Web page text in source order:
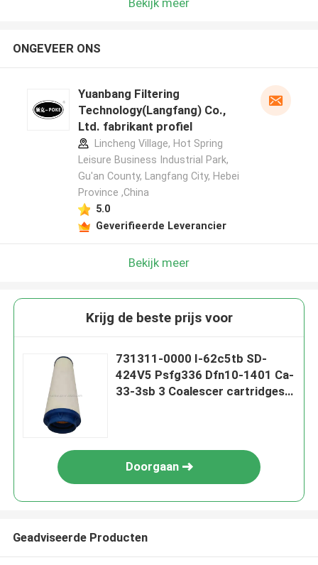
ONGEVEER ONS
Yuanbang Filtering
Technology(Langfang) Co.,
Ltd. fabrikant profiel
Lincheng Village, Hot Spring
Leisure Business Industrial Park,
Gu'an County, Langfang City, Hebei
Province ,China
5.0
Geverifieerde Leverancier
Bekijk meer
Krijg de beste prijs voor
731311-0000 I-62c5tb SD-
424V5 Psfg336 Dfn10-1401 Ca-
33-3sb 3 Coalescer cartridges
Doorgaan
Geadviseerde Producten